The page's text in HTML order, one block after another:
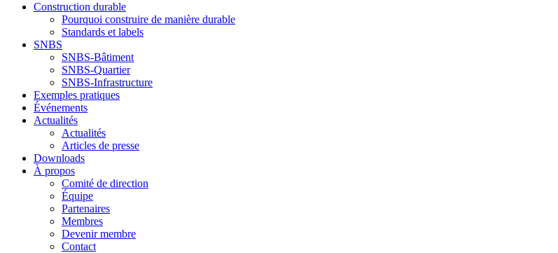
Construction durable
Pourquoi construire de manière durable
Standards et labels
SNBS
SNBS-Bâtiment
SNBS-Quartier
SNBS-Infrastructure
Exemples pratiques
Événements
Actualités
Actualités
Articles de presse
Downloads
À propos
Comité de direction
Équipe
Partenaires
Membres
Devenir membre
Contact